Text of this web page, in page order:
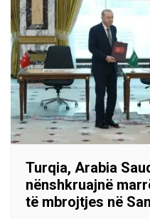
Turqia, Arabia
nënshkruajnë
të mbrojtjes në